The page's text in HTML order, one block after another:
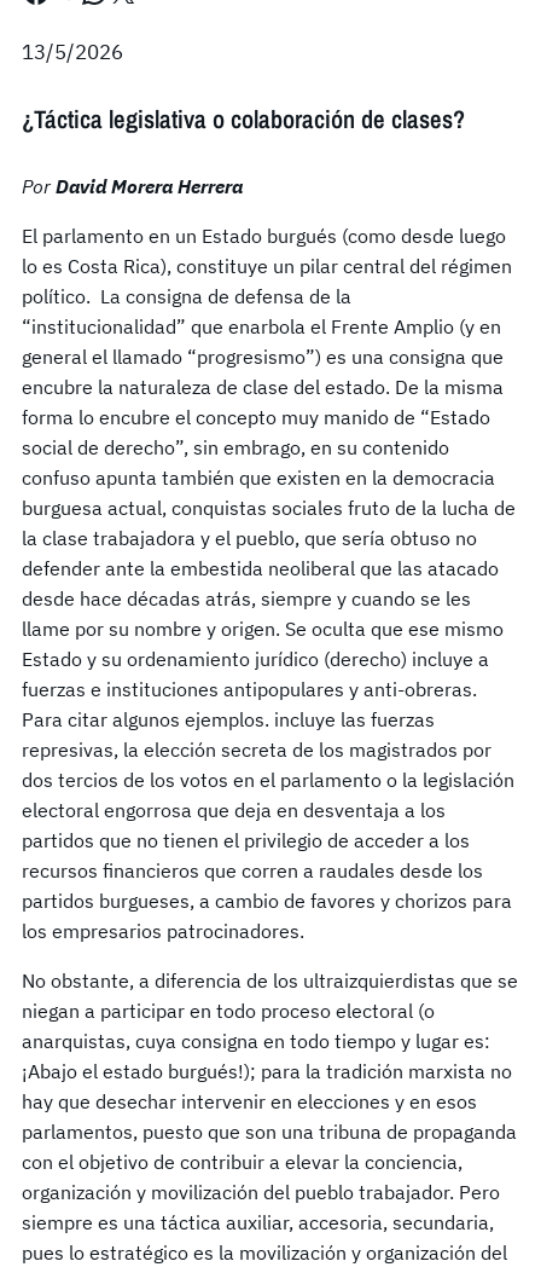
13/5/2026
¿Táctica legislativa o colaboración de clases?
Por David Morera Herrera
El parlamento en un Estado burgués (como desde luego
lo es Costa Rica), constituye un pilar central del régimen
político. La consigna de defensa de la
“institucionalidad” que enarbola el Frente Amplio (y en
general el llamado “progresismo”) es una consigna que
encubre la naturaleza de clase del estado. De la misma
forma lo encubre el concepto muy manido de “Estado
social de derecho”, sin embrago, en su contenido
confuso apunta también que existen en la democracia
burguesa actual, conquistas sociales fruto de la lucha de
la clase trabajadora y el pueblo, que sería obtuso no
defender ante la embestida neoliberal que las atacado
desde hace décadas atrás, siempre y cuando se les
llame por su nombre y origen. Se oculta que ese mismo
Estado y su ordenamiento jurídico (derecho) incluye a
fuerzas e instituciones antipopulares y anti-obreras.
Para citar algunos ejemplos. incluye las fuerzas
represivas, la elección secreta de los magistrados por
dos tercios de los votos en el parlamento o la legislación
electoral engorrosa que deja en desventaja a los
partidos que no tienen el privilegio de acceder a los
recursos financieros que corren a raudales desde los
partidos burgueses, a cambio de favores y chorizos para
los empresarios patrocinadores.
No obstante, a diferencia de los ultraizquierdistas que se
niegan a participar en todo proceso electoral (o
anarquistas, cuya consigna en todo tiempo y lugar es:
¡Abajo el estado burgués!); para la tradición marxista no
hay que desechar intervenir en elecciones y en esos
parlamentos, puesto que son una tribuna de propaganda
con el objetivo de contribuir a elevar la conciencia,
organización y movilización del pueblo trabajador. Pero
siempre es una táctica auxiliar, accesoria, secundaria,
pues lo estratégico es la movilización y organización del